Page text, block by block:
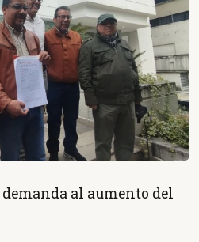
al aumento del